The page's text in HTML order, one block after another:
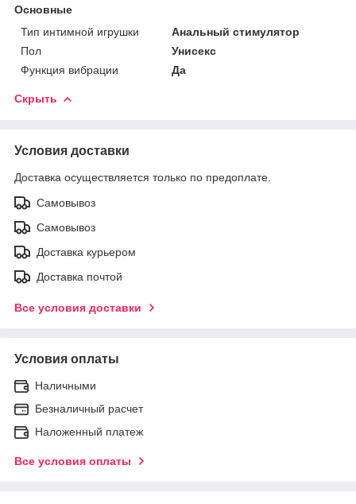
Основные
Тип интимной игрушки
Анальный стимулятор
Пол
Унисекс
Функция вибрации
Да
Скрыть
Условия доставки
Доставка осуществляется только по предоплате.
Самовывоз
Самовывоз
Доставка курьером
Доставка почтой
Все условия доставки
Условия оплаты
Наличными
Безналичный расчет
Наложенный платеж
Все условия оплаты